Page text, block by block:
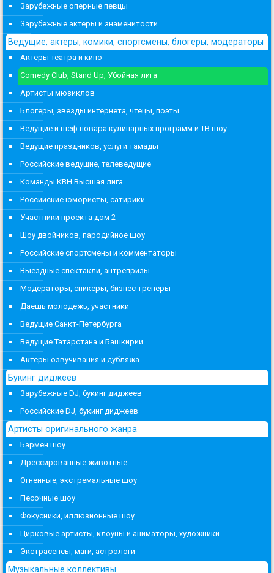
Зарубежные оперные певцы
Зарубежные актеры и знаменитости
Ведущие, актеры, комики, спортсмены, блогеры, модераторы
Актеры театра и кино
Comedy Club, Stand Up, Убойная лига
Артисты мюзиклов
Блогеры, звезды интернета, чтецы, поэты
Ведущие и шеф повара кулинарных программ и ТВ шоу
Ведущие праздников, услуги тамады
Российские ведущие, телеведущие
Команды КВН Высшая лига
Российские юмористы, сатирики
Участники проекта дом 2
Шоу двойников, пародийное шоу
Российские спортсмены и комментаторы
Выездные спектакли, антрепризы
Модераторы, спикеры, бизнес тренеры
Даешь молодежь, участники
Ведущие Санкт-Петербурга
Ведущие Татарстана и Башкирии
Актеры озвучивания и дубляжа
Букинг диджеев
Зарубежные DJ, букинг диджеев
Российские DJ, букинг диджеев
Артисты оригинального жанра
Бармен шоу
Дрессированные животные
Огненные, экстремальные шоу
Песочные шоу
Фокусники, иллюзионные шоу
Цирковые артисты, клоуны и аниматоры, художники
Экстрасенсы, маги, астрологи
Музыкальные коллективы